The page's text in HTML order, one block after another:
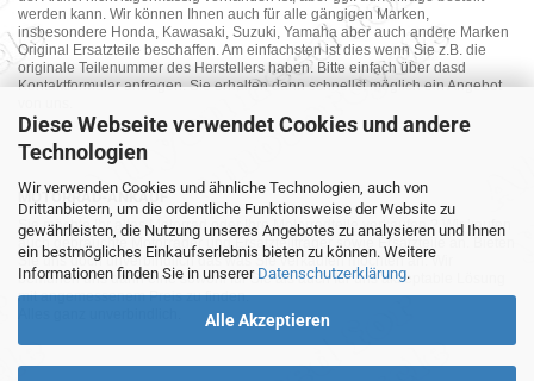
Diese Webseite verwendet Cookies und andere
Technologien
Wir verwenden Cookies und ähnliche Technologien, auch von
Drittanbietern, um die ordentliche Funktionsweise der Website zu
gewährleisten, die Nutzung unseres Angebotes zu analysieren und Ihnen
ein bestmögliches Einkaufserlebnis bieten zu können. Weitere
Informationen finden Sie in unserer Datenschutzerklärung.
Alle Akzeptieren
werden kann. Wir können Ihnen auch für alle gängigen Marken,
insbesondere Honda, Kawasaki, Suzuki, Yamaha aber auch andere Marken
Original Ersatzteile beschaffen. Am einfachsten ist dies wenn Sie z.B. die
originale Teilenummer des Herstellers haben. Bitte einfach über dasd
Kontaktformular anfragen. Sie erhalten dann schnellst möglich ein Angebot
MOTORRAD-ANKAUF
Sie möchte Ihr altes Motorrad oder Ihre Motorradteile verkaufen ? Wir kaufen
auch gebrauchte Motorräder und Ersatzteilträger sowie Ersatzteile an. Bieten
Sie uns doch unverbindlich das was Sie verkaufen möchten an. Wir
bemühen uns dann eine sowohl für Sie als auch für uns akzeptable Lösung
mit angemessenem Preis zu finden.